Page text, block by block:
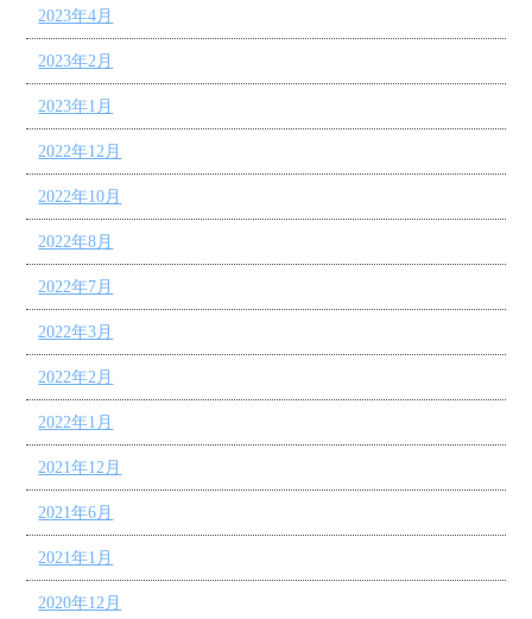
2023年4月
2023年2月
2023年1月
2022年12月
2022年10月
2022年8月
2022年7月
2022年3月
2022年2月
2022年1月
2021年12月
2021年6月
2021年1月
2020年12月